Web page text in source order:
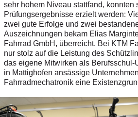
sehr hohem Niveau stattfand, konnten
Prüfungsergebnisse erzielt werden:
zwei gute Erfolge und zwei
Auszeichnungen bekam Elias
Fahrrad GmbH, überreicht. Bei KTM
nur stolz auf die Leistung des
das eigene Mitwirken als Berufsschul-
in Mattighofen ansässige
Fahrradmechatronik eine